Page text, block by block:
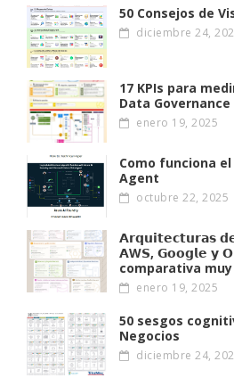
50 Consejos de
diciembre 24,
17 KPIs para
Data Governance
enero 19, 2025
Como funciona
Agent
octubre 22, 2025
𝗔𝗿𝗾𝘂𝗶𝘁𝗲𝗰𝘁𝘂𝗿𝗮𝘀
𝗔W𝗦, 𝗚𝗼𝗼𝗴𝗹𝗲 𝘆
comparativa
enero 19, 2025
50 sesgos
Negocios
diciembre 24,